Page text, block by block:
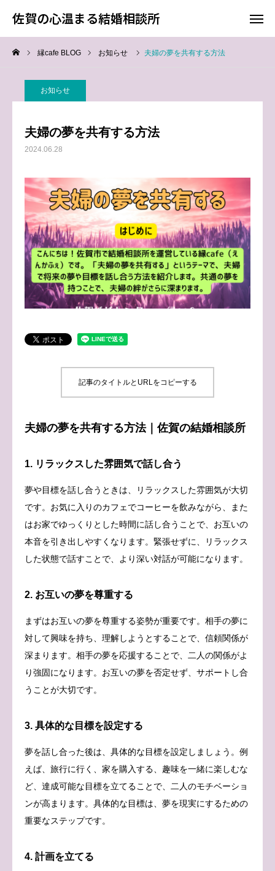
佐賀の心温まる結婚相談所
縁cafe BLOG お知らせ 夫婦の夢を共有する方法
お知らせ
夫婦の夢を共有する方法
2024.06.28
記事のタイトルとURLをコピーする
夫婦の夢を共有する方法｜佐賀の結婚相談所
1. リラックスした雰囲気で話し合う
夢や目標を話し合うときは、リラックスした雰囲気が大切
です。お気に入りのカフェでコーヒーを飲みながら、また
はお家でゆっくりとした時間に話し合うことで、お互いの
本音を引き出しやすくなります。緊張せずに、リラックス
した状態で話すことで、より深い対話が可能になります。
2. お互いの夢を尊重する
まずはお互いの夢を尊重する姿勢が重要です。相手の夢に
対して興味を持ち、理解しようとすることで、信頼関係が
深まります。相手の夢を応援することで、二人の関係がよ
り強固になります。お互いの夢を否定せず、サポートし合
うことが大切です。
3. 具体的な目標を設定する
夢を話し合った後は、具体的な目標を設定しましょう。例
えば、旅行に行く、家を購入する、趣味を一緒に楽しむな
ど、達成可能な目標を立てることで、二人のモチベーショ
ンが高まります。具体的な目標は、夢を現実にするための
重要なステップです。
4. 計画を立てる
佐賀の心温まる結婚相談所
料金
TOP
成婚までの流れ
会員様からの喜びの声
よくあるご質問
ブログ